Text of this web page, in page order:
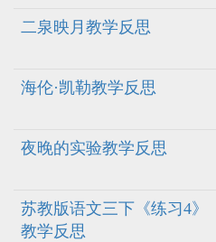
二泉映月教学反思
海伦·凯勒教学反思
夜晚的实验教学反思
苏教版语文三下《练习4》
教学反思